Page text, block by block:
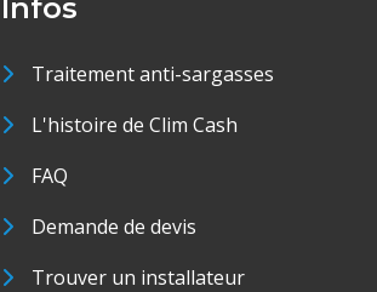
Infos
Traitement anti-sargasses
L'histoire de Clim Cash
FAQ
Demande de devis
Trouver un installateur